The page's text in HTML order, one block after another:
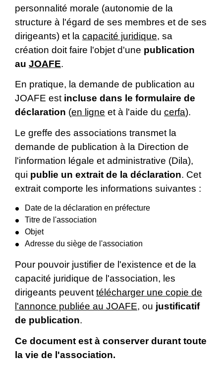
personnalité morale (autonomie de la
structure à l'égard de ses membres et de ses
dirigeants) et la capacité juridique, sa
création doit faire l'objet d'une publication
au JOAFE.
En pratique, la demande de publication au
JOAFE est incluse dans le formulaire de
déclaration (en ligne et à l'aide du cerfa).
Le greffe des associations transmet la
demande de publication à la Direction de
l'information légale et administrative (Dila),
qui publie un extrait de la déclaration. Cet
extrait comporte les informations suivantes :
Date de la déclaration en préfecture
Titre de l'association
Objet
Adresse du siège de l'association
Pour pouvoir justifier de l'existence et de la
capacité juridique de l'association, les
dirigeants peuvent télécharger une copie de
l'annonce publiée au JOAFE, ou justificatif
de publication.
Ce document est à conserver durant toute
la vie de l'association.